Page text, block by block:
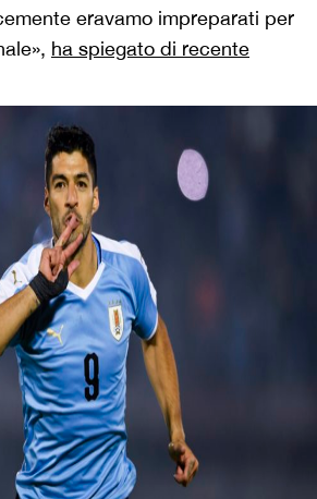
eravamo impreparati per
ha spiegato di recente